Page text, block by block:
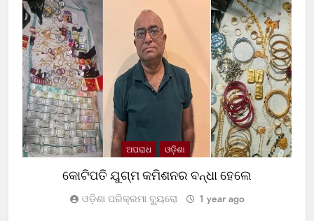
ଅପରାଧ ଓଡ଼ିଶା
କୋଟିପତି ଯୁଗ୍ମ କମିଶନର ବନ୍ଧା ହେଲେ
ଓଡ଼ିଶା ପରିକ୍ରମା ବ୍ୟୁରୋ 1 year ago